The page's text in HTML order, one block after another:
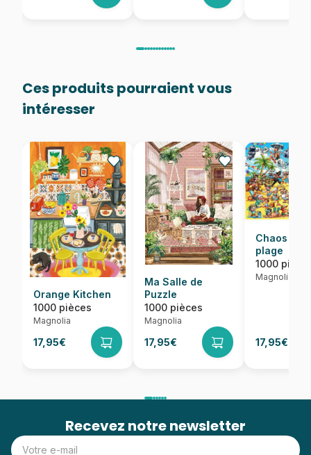
Ces produits pourraient vous
intéresser
Orange Kitchen
1000 pièces
Magnolia
17,95€
Ma Salle de
Puzzle
1000 pièces
Magnolia
17,95€
Chaos sur
plage
1000
Magnolia
17,95€
Recevez notre newsletter